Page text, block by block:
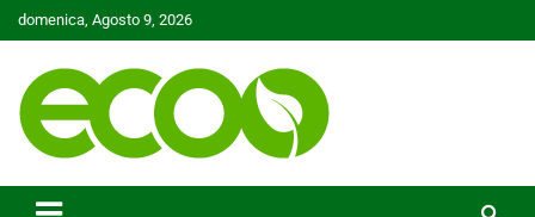
Skip
to
domenica, Agosto 9, 2026
Ecoo.it